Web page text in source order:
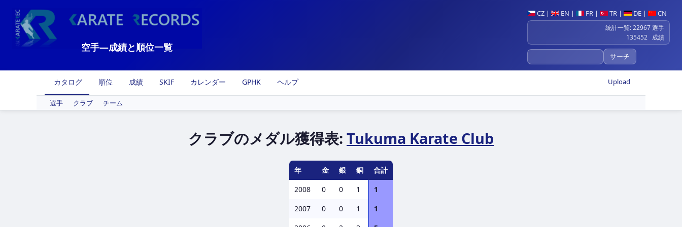
CZ | EN | FR | TR | DE | CN
統計一覧: 22967 選手
135452 成績
空手―成績と順位一覧
Upload
カタログ 順位 成績 SKIF カレンダー GPHK ヘルプ
選手 クラブ チーム
クラブのメダル獲得表: Tukuma Karate Club
年 金 銀 銅
合計
2008
0 0 1
1
2007
0 0 1
1